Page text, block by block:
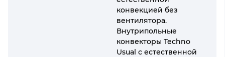
конвекцией без
вентилятора.
Внутрипольные
конвекторы Techno
Usual с естественной